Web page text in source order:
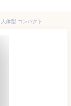
＼楽天1位獲得★／ アイロン台 スタンド式 山崎実業 人体型 コンパクト かわいい 高さ調節 スチーム アイボリー 幅90 昇降式 小花柄 おしゃれ 北欧 雑貨 シャツ Yシャツ アイロンがけ スタンド 暮らしの定番 yamazaki 3958 arco